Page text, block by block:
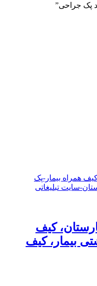
پک جراحی”
کیف
بیمار، کیف